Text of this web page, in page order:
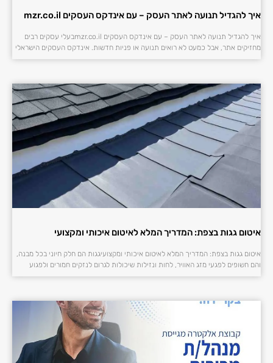
איך להגדיל תנועה לאתר העסק – עם אינדקס העסקים mzr.co.il
איך להגדיל תנועה לאתר העסק – עם אינדקס העסקים mzr.co.ilבעלי עסקים רבים
מחזיקים אתר, אבל כמעט לא רואים תנועה או פניות חדשות. אינדקס העסקים הישראלי
איטום גגות בצפת: המדריך המלא לאיטום איכותי ומקצועי
איטום גגות בצפת: המדריך המלא לאיטום איכותי ומקצועיגגות הם חלק חיוני בכל מבנה,
והם חשופים לפגעי מזג האוויר, לחות ונזילות שיכולות לגרום לנזקים חמורים ולפגוע